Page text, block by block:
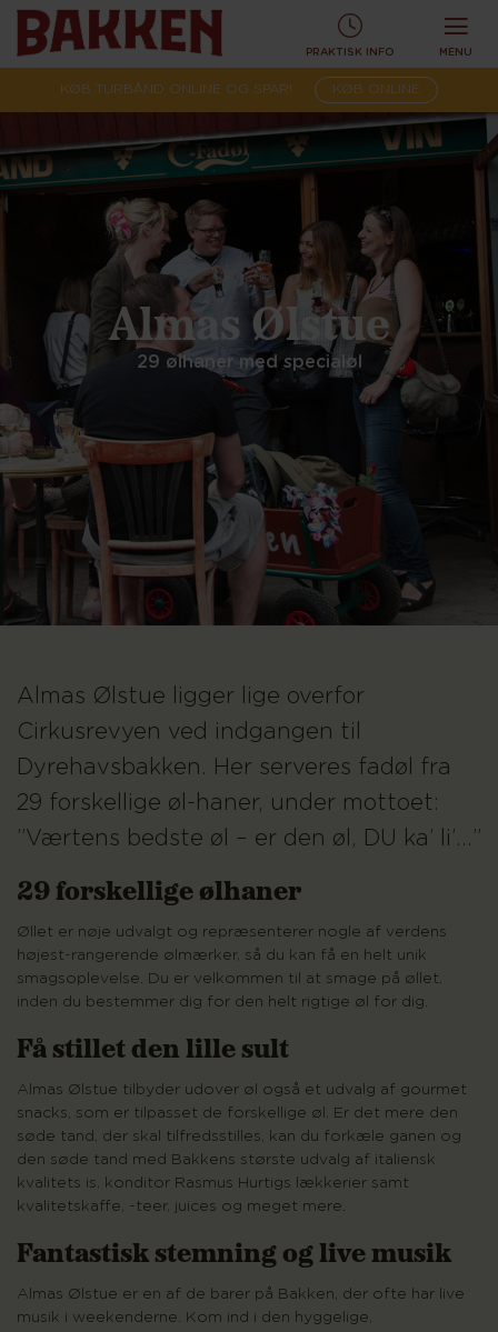
Almas Ølstue
29 ølhaner med specialøl
Almas Ølstue ligger lige overfor
Cirkusrevyen ved indgangen til
Dyrehavsbakken. Her serveres fadøl fra
29 forskellige øl-haner, under mottoet:
”Værtens bedste øl – er den øl, DU ka’ li’…”
29 forskellige ølhaner
Øllet er nøje udvalgt og repræsenterer nogle af verdens
højest-rangerende ølmærker, så du kan få en helt unik
smagsoplevelse. Du er velkommen til at smage på øllet,
inden du bestemmer dig for den helt rigtige øl for dig.
Få stillet den lille sult
Almas Ølstue tilbyder udover øl også et udvalg af gourmet
snacks, som er tilpasset de forskellige øl. Er det mere den
søde tand, der skal tilfredsstilles, kan du forkæle ganen og
den søde tand med Bakkens største udvalg af italiensk
kvalitets is, konditor Rasmus Hurtigs lækkerier samt
kvalitetskaffe, -teer, juices og meget mere.
Fantastisk stemning og live musik
Almas Ølstue er en af de barer på Bakken, der ofte har live
musik i weekenderne. Kom ind i den hyggelige,
PRAKTISK INFO MENU
KØB TURBÅND ONLINE OG SPAR! KØB ONLINE